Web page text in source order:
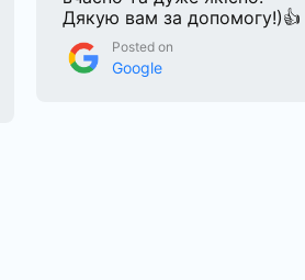
Дякую вам за допомогу!)👍
Posted on
Google